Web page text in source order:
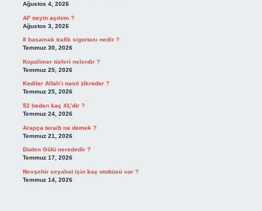
Ağustos 4, 2026
AF neyin açılımı ?
Ağustos 3, 2026
8 basamak trafik sigortası nedir ?
Temmuz 30, 2026
Kopolimer türleri nelerdir ?
Temmuz 25, 2026
Kediler Allah’ı nasıl zikreder ?
Temmuz 25, 2026
52 beden kaç XL’dir ?
Temmuz 24, 2026
Arapça teraib ne demek ?
Temmuz 21, 2026
Düden Gölü nerededir ?
Temmuz 17, 2026
Nevşehir seyahat için kaç otobüsü var ?
Temmuz 14, 2026